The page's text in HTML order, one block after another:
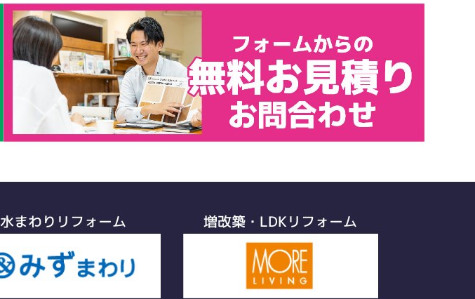
水まわりリフォーム 増改築・LDKリフォーム